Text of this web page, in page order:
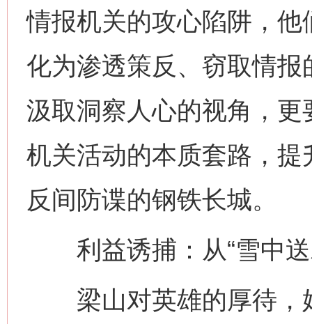
情报机关的攻心陷阱，
化为渗透策反、窃取情
汲取洞察人心的视角，
机关活动的本质套路，
反间防谍的钢铁长城。
利益诱捕：从“雪中送
梁山对英雄的厚待，